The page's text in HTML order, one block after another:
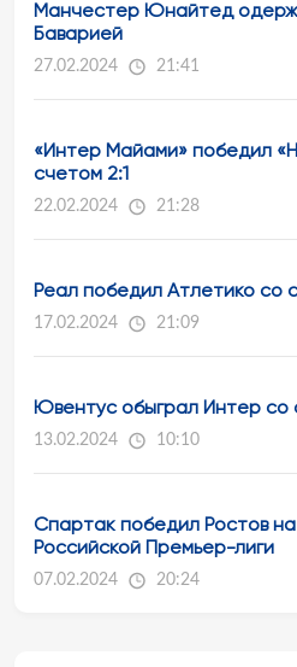
Манчестер Юнайтед
Баварией
27.02.2024 21:41
«Интер Майами» победил
счетом 2:1
22.02.2024 21:28
Реал победил Атлетико со
17.02.2024 21:09
Ювентус обыграл Интер со
13.02.2024 10:10
Спартак победил Ростов
Российской Премьер-лиги
07.02.2024 20:24